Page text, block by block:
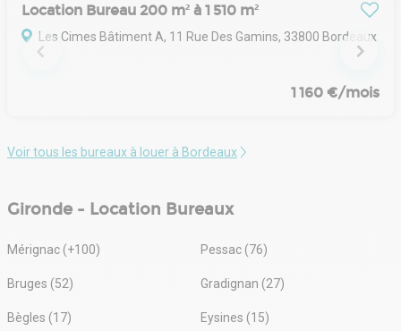
Location Bureau 200 m² à 1 510 m²
Les Cimes Bâtiment A, 11 Rue Des Gamins, 33800 Bordeaux
1 160 €/mois
Voir tous les bureaux à louer à Bordeaux
Gironde - Location Bureaux
Mérignac (+100) Pessac (76)
Bruges (52) Gradignan (27)
Bègles (17) Eysines (15)